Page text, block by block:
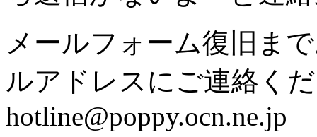
メールフォーム復旧ま
ルアドレスにご連絡く
hotline@poppy.ocn.ne.jp